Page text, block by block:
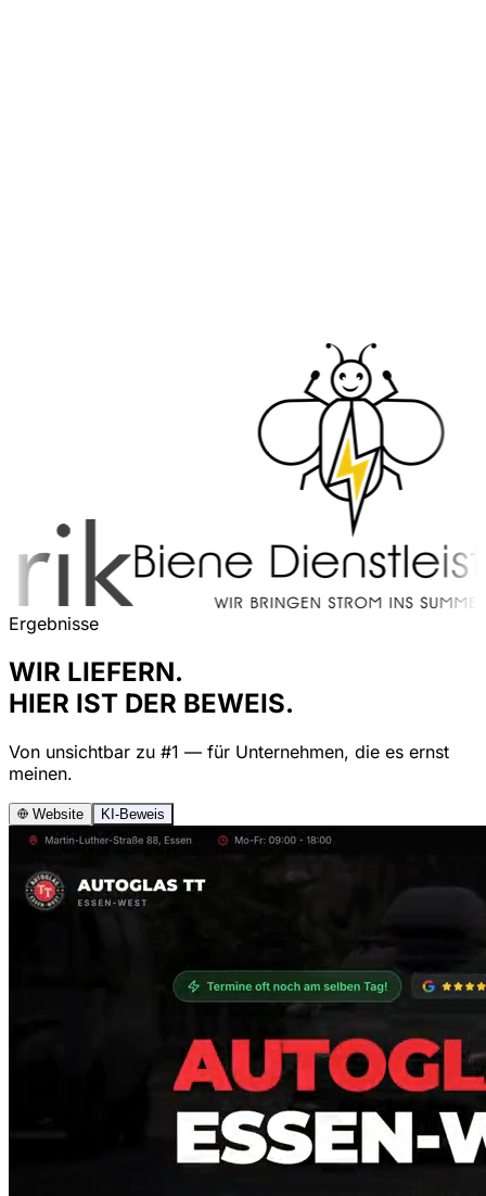
Ergebnisse
WIR LIEFERN.
HIER IST DER BEWEIS.
Von unsichtbar zu #1 — für Unternehmen, die es ernst
meinen.
Website KI-Beweis